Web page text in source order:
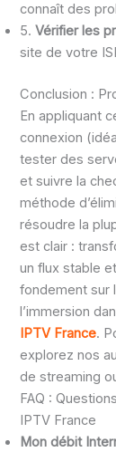
connaît des
5.Vérifier les
site de votre
Conclusion :
En appliquant
connexion
tester des
et suivre la
méthode
résoudre la
est clair :
un flux stable
fondement sur
l’immersion
IPTV France.
explorez nos
de streaming
FAQ :
IPTV France
Mon débit